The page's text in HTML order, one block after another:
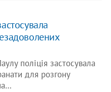
поліція застосувала
для розгону